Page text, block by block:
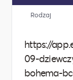
Rodzaj
https://
09-
bohema-